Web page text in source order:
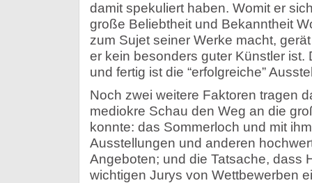
damit spekuliert haben. Womit er
große Beliebtheit und Bekanntheit
zum Sujet seiner Werke macht,
er kein besonders guter Künstler ist.
und fertig ist die “erfolgreiche”
Noch zwei weitere Faktoren tragen
mediokre Schau den Weg an die
konnte: das Sommerloch und mit
Ausstellungen und anderen
Angeboten; und die Tatsache, dass
wichtigen Jurys von Wettbewerben